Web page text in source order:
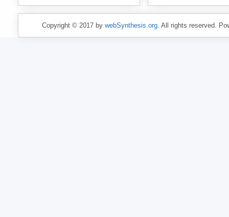
Copyright © 2017 by webSynthesis.org. All rights reserved.